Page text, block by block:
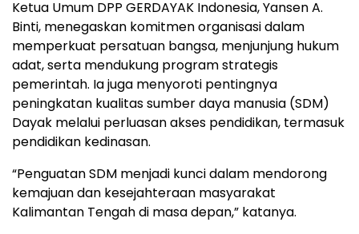
Ketua Umum DPP GERDAYAK Indonesia, Yansen A.
Binti, menegaskan komitmen organisasi dalam
memperkuat persatuan bangsa, menjunjung hukum
adat, serta mendukung program strategis
pemerintah. Ia juga menyoroti pentingnya
peningkatan kualitas sumber daya manusia (SDM)
Dayak melalui perluasan akses pendidikan, termasuk
pendidikan kedinasan.
“Penguatan SDM menjadi kunci dalam mendorong
kemajuan dan kesejahteraan masyarakat
Kalimantan Tengah di masa depan,” katanya.